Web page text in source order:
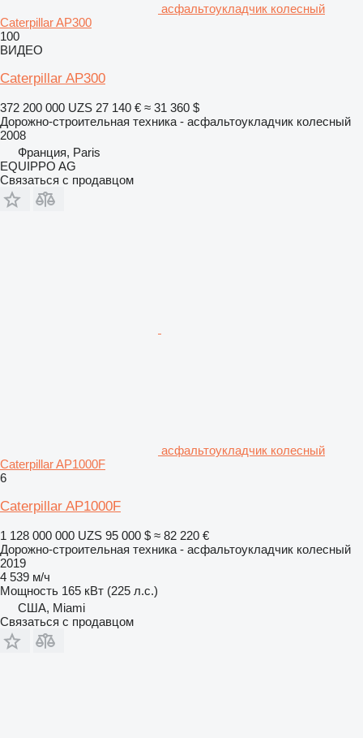
асфальтоукладчик колесный
Caterpillar AP300
100
ВИДЕО
Caterpillar AP300
372 200 000 UZS 27 140 € ≈ 31 360 $
Дорожно-строительная техника - асфальтоукладчик колесный
2008
Франция, Paris
EQUIPPO AG
Связаться с продавцом
асфальтоукладчик колесный
Caterpillar AP1000F
6
Caterpillar AP1000F
1 128 000 000 UZS 95 000 $ ≈ 82 220 €
Дорожно-строительная техника - асфальтоукладчик колесный
2019
4 539 м/ч
Мощность 165 кВт (225 л.с.)
США, Miami
Связаться с продавцом